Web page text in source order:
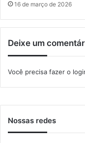
16 de março de 2026
Deixe um
Você precisa fazer o
Nossas redes